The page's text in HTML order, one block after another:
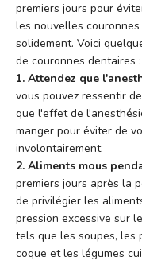
premiers jours pour
les nouvelles
solidement. Voici
de couronnes dentaires :
1. Attendez que
vous pouvez ressentir
que l'effet de
manger pour éviter de
involontairement.
2. Aliments mous
premiers jours après la
de privilégier les
pression excessive sur
tels que les soupes,
coque et les légumes